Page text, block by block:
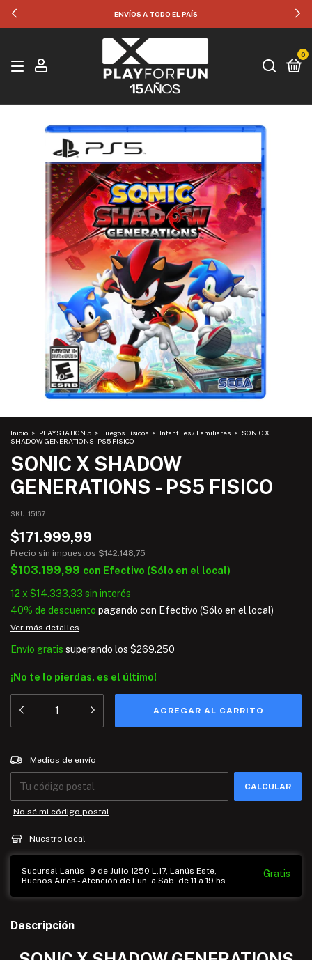
ENVÍOS A TODO EL PAÍS
0
Inicio > PLAYSTATION 5 > Juegos Físicos > Infantiles / Familiares > SONIC X
SHADOW GENERATIONS - PS5 FISICO
SONIC X SHADOW
GENERATIONS - PS5 FISICO
SKU: 15167
$171.999,99
Precio sin impuestos $142.148,75
$103.199,99 con Efectivo (Sólo en el local)
12 x $14.333,33 sin interés
40% de descuento pagando con Efectivo (Sólo en el local)
Ver más detalles
Envío gratis superando los $269.250
¡No te lo pierdas, es el último!
Entregas para el CP:
Medios de envío
CALCULAR
No sé mi código postal
Nuestro local
Sucursal Lanús - 9 de Julio 1250 L.17, Lanús Este,
Buenos Aires - Atención de Lun. a Sab. de 11 a 19 hs.
Gratis
Descripción